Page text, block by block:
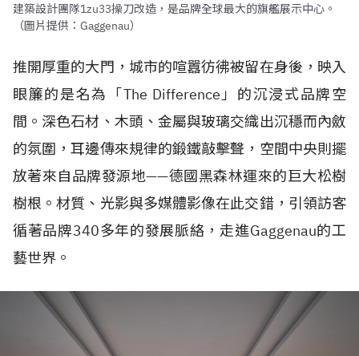
建築設計團隊1zu33操刀改造，是品牌全球最大的旗艦展示中心。
（圖片提供：Gaggenau）
推開厚重的大門，城市的喧囂彷彿被留在身後，映入
眼簾的是名為「The Difference」的沉浸式品牌空
間。深色石材、木頭、金屬與玻璃交織出沉穩而內斂
的氛圍，耳邊傳來規律的鍛鐵敲擊聲，空間中央則擺
放著來自品牌發源地——德國黑森林運來的巨大松樹
樹根。材質、光影與多媒體影像在此交錯，引領訪客
循著品牌340多年的發展脈絡，走進Gaggenau的工
藝世界。